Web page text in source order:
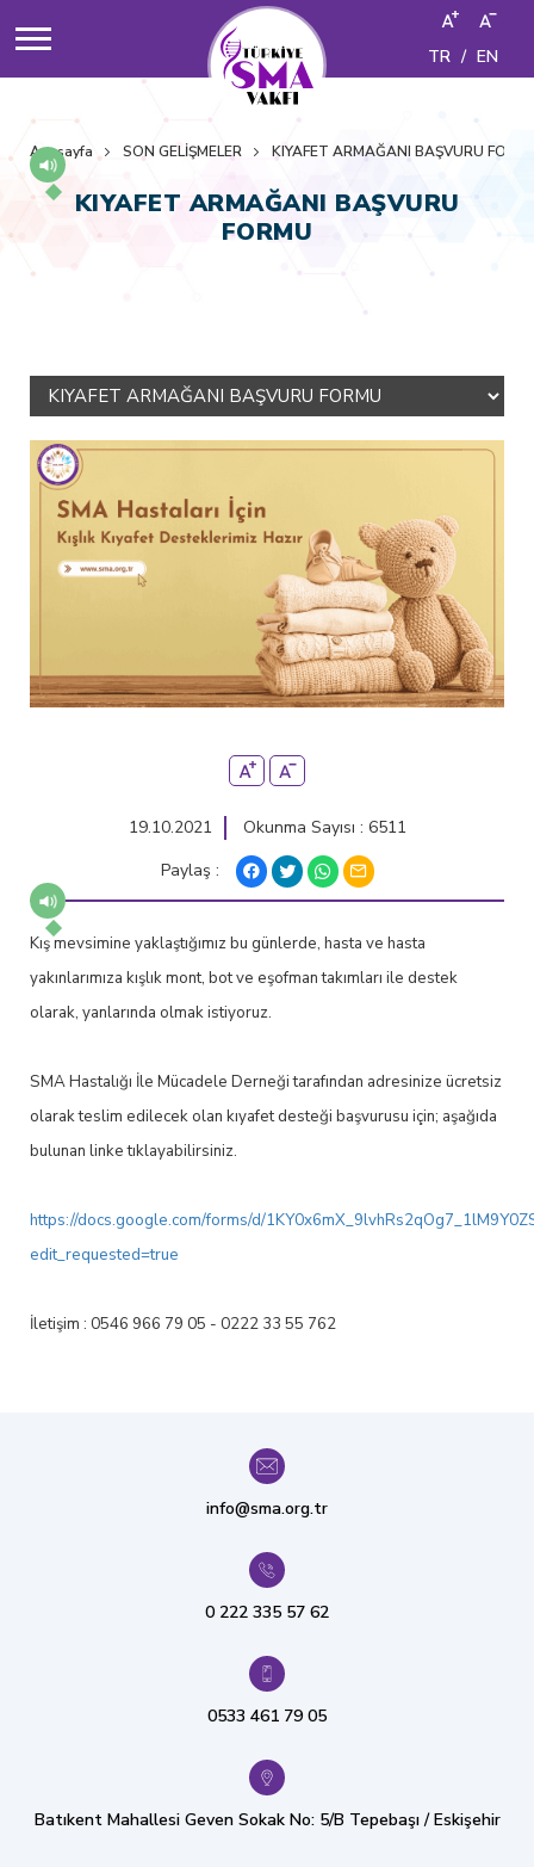
TR / EN
Anasayfa SON GELİŞMELER KIYAFET ARMAĞANI BAŞVURU
KIYAFET ARMAĞANI BAŞVURU
FORMU
19.10.2021
Okunma Sayısı : 6511
Paylaş :
Kış mevsimine yaklaştığımız bu günlerde, hasta ve hasta
yakınlarımıza kışlık mont, bot ve eşofman takımları ile destek
olarak, yanlarında olmak istiyoruz.
SMA Hastalığı İle Mücadele Derneği tarafından adresinize ücretsiz
olarak teslim edilecek olan kıyafet desteği başvurusu için; aşağıda
bulunan linke tıklayabilirsiniz.
https://docs.google.com/forms/d/
edit_requested=true
İletişim : 0546 966 79 05 - 0222 33 55 762
info@sma.org.tr
0 222 335 57 62
0533 461 79 05
Batıkent Mahallesi Geven Sokak No: 5/B Tepebaşı / Eskişehir